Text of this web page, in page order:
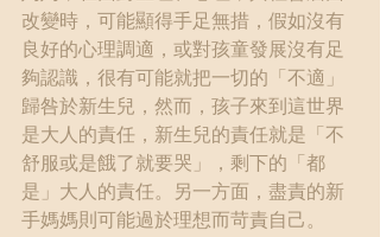
改變時，可能顯得手足無措，假如沒有
良好的心理調適，或對孩童發展沒有足
夠認識，很有可能就把一切的「不適」
歸咎於新生兒，然而，孩子來到這世界
是大人的責任，新生兒的責任就是「不
舒服或是餓了就要哭」，剩下的「都
是」大人的責任。另一方面，盡責的新
手媽媽則可能過於理想而苛責自己。